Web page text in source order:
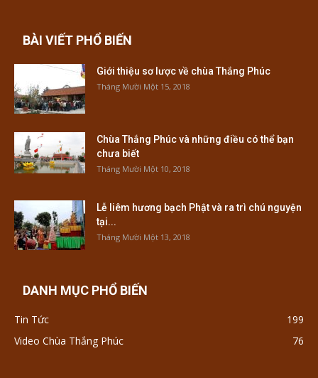
BÀI VIẾT PHỔ BIẾN
Giới thiệu sơ lược về chùa Thắng Phúc
Tháng Mười Một 15, 2018
Chùa Thắng Phúc và những điều có thể bạn
chưa biết
Tháng Mười Một 10, 2018
Lễ liêm hương bạch Phật và ra trì chú nguyện
tại...
Tháng Mười Một 13, 2018
DANH MỤC PHỔ BIẾN
Tin Tức
199
Video Chùa Thắng Phúc
76